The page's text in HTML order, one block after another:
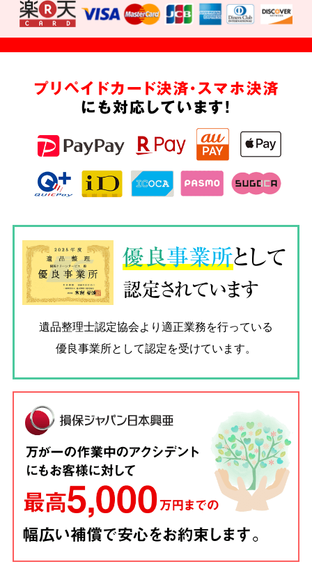
プリペイドカード決済・スマホ決済
にも対応しています!
優良事業所として
認定されています
遺品整理士認定協会より適正業務を行っている
優良事業所として認定を受けています。